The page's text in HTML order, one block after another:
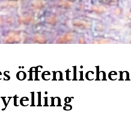
öffentlichen